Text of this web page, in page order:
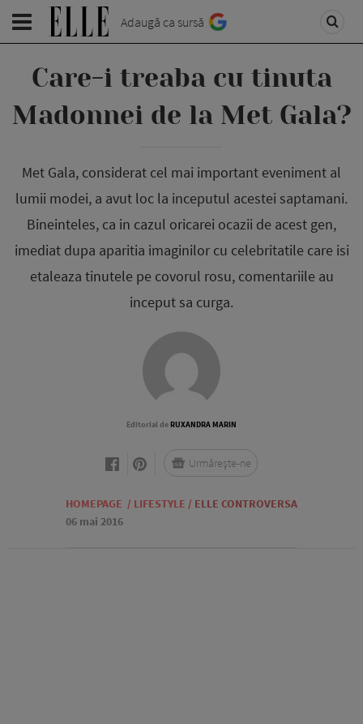
Adaugă ca sursă
Care-i treaba cu tinuta
Madonnei de la Met Gala?
Met Gala, considerat cel mai important eveniment al
lumii modei, a avut loc la inceputul acestei saptamani.
Bineinteles, ca in cazul oricarei ocazii de acest gen,
imediat dupa aparitia imaginilor cu celebritatile care isi
etaleaza tinutele pe covorul rosu, comentariile au
inceput sa curga.
Editorial deRUXANDRA MARIN
HOMEPAGE / LIFESTYLE / ELLE CONTROVERSA
06 mai 2016
Urmărește-ne